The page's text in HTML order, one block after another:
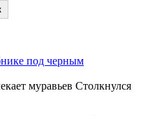
под черным
муравьев Столкнулся